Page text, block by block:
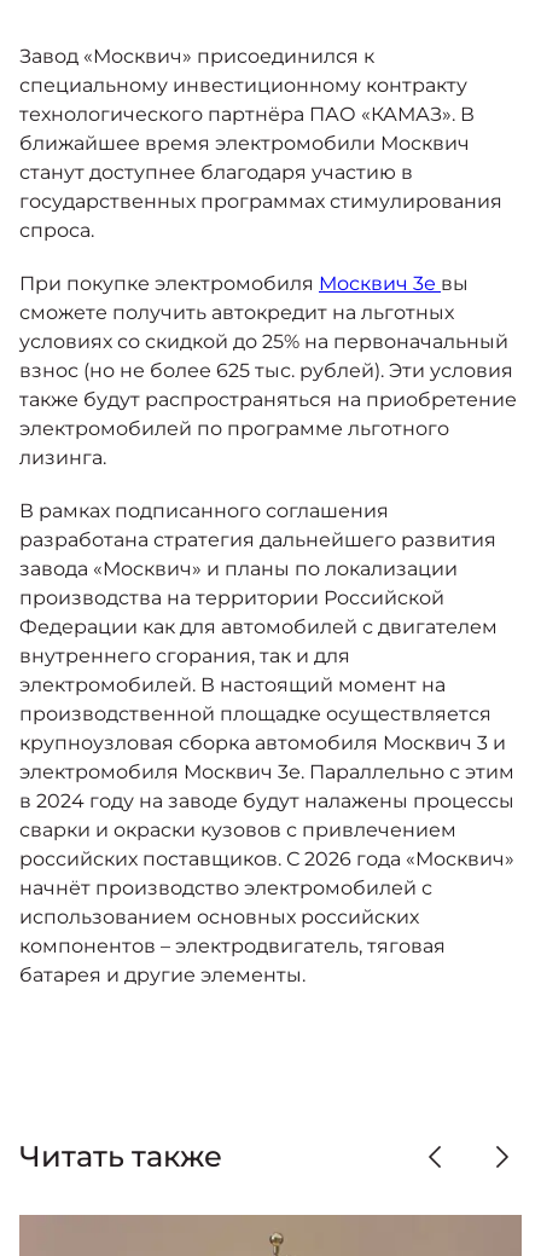
от 2 237 000 ₽*
Москвич 3 с ручным
управлением (РУ)
от 2 069 000 ₽*
Москвич 8
Практичный семиместный
кроссовер
от 3 125 000 ₽*
Кредитные программы
Спецпредложения
Страховые программы
Моторное масло
СЕРВИСНЫЕ АКЦИИ
АКСЕССУАРЫ
КОНТАКТЫ
Завод «Москвич» присоединился к
специальному инвестиционному контракту
технологического партнёра ПАО «КАМАЗ». В
ближайшее время электромобили Москвич
станут доступнее благодаря участию в
государственных программах стимулирования
спроса.
При покупке электромобиля Москвич 3е вы
сможете получить автокредит на льготных
условиях со скидкой до 25% на первоначальный
взнос (но не более 625 тыс. рублей). Эти условия
также будут распространяться на приобретение
электромобилей по программе льготного
лизинга.
В рамках подписанного соглашения
разработана стратегия дальнейшего развития
завода «Москвич» и планы по локализации
производства на территории Российской
Федерации как для автомобилей с двигателем
внутреннего сгорания, так и для
электромобилей. В настоящий момент на
производственной площадке осуществляется
крупноузловая сборка автомобиля Москвич 3 и
электромобиля Москвич 3е. Параллельно с этим
в 2024 году на заводе будут налажены процессы
сварки и окраски кузовов с привлечением
российских поставщиков. С 2026 года «Москвич»
начнёт производство электромобилей с
использованием основных российских
компонентов – электродвигатель, тяговая
батарея и другие элементы.
Читать также